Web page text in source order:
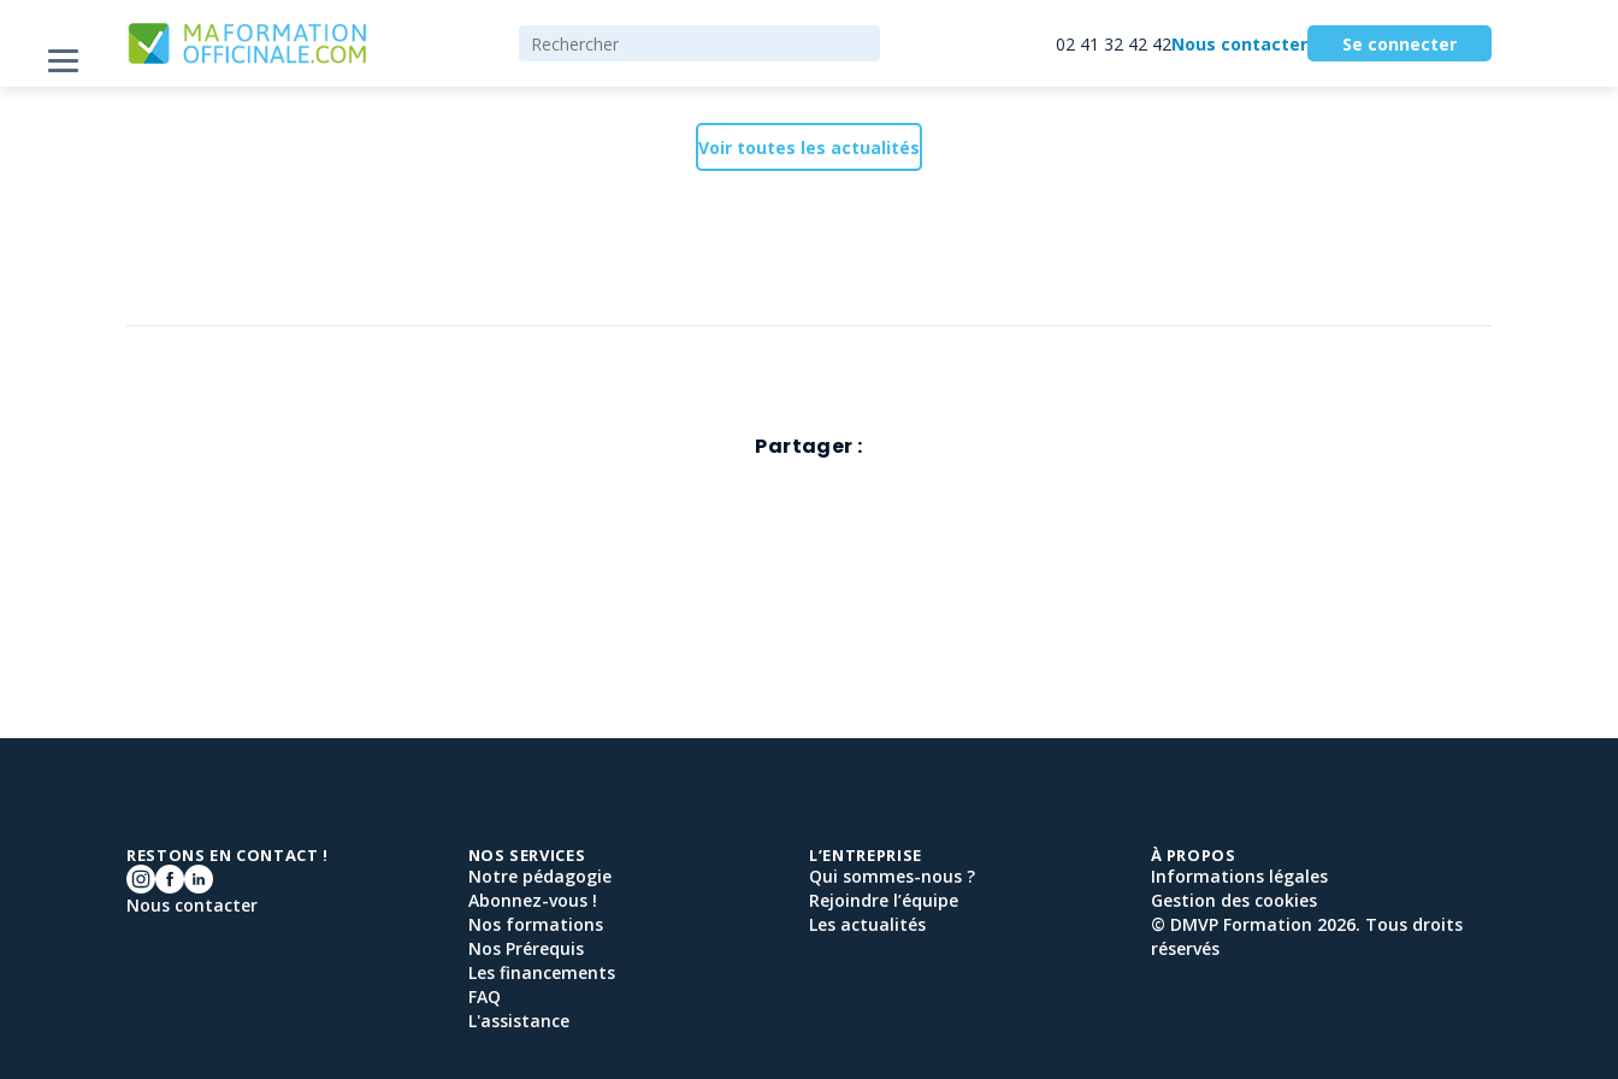
02 41 32 42 42Nous contacter Se connecter
Voir toutes les actualités
Partager :
RESTONS EN CONTACT !
Nous contacter
NOS SERVICES
Notre pédagogie
Abonnez-vous !
Nos formations
Nos Prérequis
Les financements
FAQ
L'assistance
L’ENTREPRISE
Qui sommes-nous ?
Rejoindre l’équipe
Les actualités
À PROPOS
Informations légales
Gestion des cookies
© DMVP Formation 2026. Tous droits
réservés